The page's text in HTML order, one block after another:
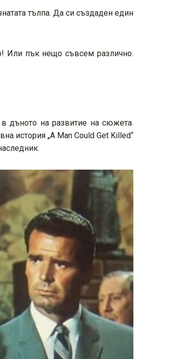
тълпа. Да си създаден един
Или пък нещо съвсем различно.
в дъното на развитие на сюжета.
история „A Man Could Get Killed“